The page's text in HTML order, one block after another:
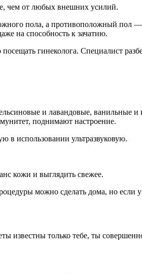
чем от любых внешних усилий.
пола, а противоположный пол
на способность к зачатию.
гинеколога. Специалист
и лавандовые, ванильные
поднимают настроение.
в использовании ультразвуковую.
кожи и выглядить свежее.
можно сделать дома, но если у
известны только тебе, ты